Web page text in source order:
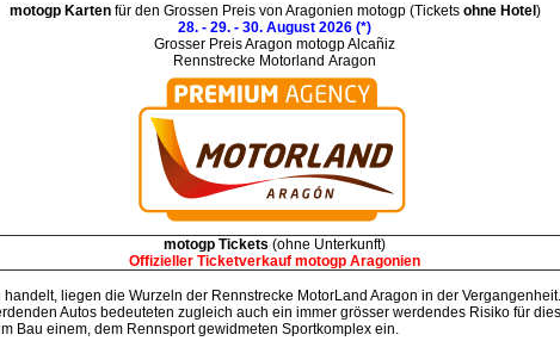
motogp Karten für den Grossen Preis von Aragonien motogp (Tickets ohne Hotel)
28. - 29. - 30. August 2026 (*)
Grosser Preis Aragon motogp Alcañiz
Rennstrecke Motorland Aragon
motogp Tickets (ohne Unterkunft)
Offizieller Ticketverkauf motogp Aragonien
liegen die Wurzeln der Rennstrecke MotorLand Aragon in der
Autos bedeuteten zugleich auch ein immer grösser werdendes Risiko für
Bau einem, dem Rennsport gewidmeten Sportkomplex ein.